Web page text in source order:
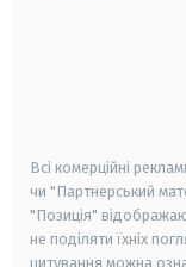
Всі комерційні
чи "Партнерський
"Позиція"
не поділяти їхніх
цитування можна